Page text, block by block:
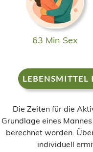
63 Min Sex
LEBENSMITTEL
Die Zeiten für die
Grundlage eines
berechnet worden.
individuell